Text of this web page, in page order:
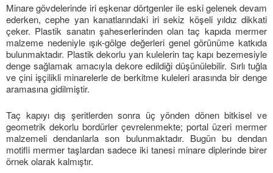
Minare gövdelerinde iri eşkenar dörtgenler ile eski gelenek devam
ederken, cephe yan kanatlarındaki iri sekiz köşeli yıldız dikkati
çeker. Plastik sanatın şaheserlerinden olan taç kapıda mermer
malzeme nedeniyle ışık-gölge değerleri genel görünüme katkıda
bulunmaktadır. Plastik dekorlu yan kulelerin taç kapı bezemesiyle
denge sağlamak amacıyla dekore edildiği düşünülebilir. Sırlı tuğla
ve çini işçilikli minarelerle de berkitme kuleleri arasında bir denge
aramasına gidilmiştir.
Taç kapıyı dış şeritlerden sonra üç yönden dönen bitkisel ve
geometrik dekorlu bordürler çevrelenmekte; portal üzeri mermer
malzemeli dendanlarla son bulunmaktadır. Bugün bu dendan
motifli mermer taşlardan sadece iki tanesi minare diplerinde birer
örnek olarak kalmıştır.